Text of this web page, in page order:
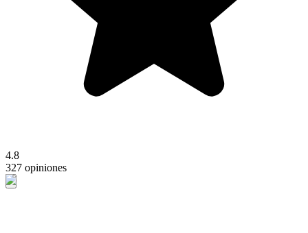
4.8
327 opiniones